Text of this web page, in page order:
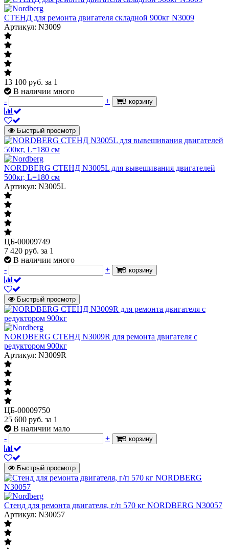
СТЕНД для ремонта двигателя складной 900кг N3009
Артикул: N3009
13 100 руб. за 1
В наличии много
-
+ В корзину
Быстрый просмотр
NORDBERG СТЕНД N3005L для вывешивания двигателей
500кг, L=180 см
Артикул: N3005L
ЦБ-00009749
7 420 руб. за 1
В наличии много
-
+ В корзину
Быстрый просмотр
NORDBERG СТЕНД N3009R для ремонта двигателя с
редуктором 900кг
Артикул: N3009R
ЦБ-00009750
25 600 руб. за 1
В наличии мало
-
+ В корзину
Быстрый просмотр
Стенд для ремонта двигателя, г/п 570 кг NORDBERG N30057
Артикул: N30057